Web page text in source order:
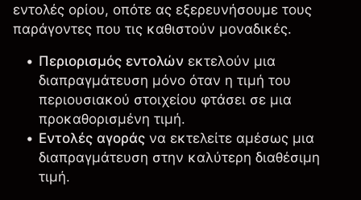
εντολές ορίου, οπότε ας εξερευνήσουμε τους
παράγοντες που τις καθιστούν μοναδικές.
Περιορισμός εντολών εκτελούν μια
διαπραγμάτευση μόνο όταν η τιμή του
περιουσιακού στοιχείου φτάσει σε μια
προκαθορισμένη τιμή.
Εντολές αγοράς να εκτελείτε αμέσως μια
διαπραγμάτευση στην καλύτερη διαθέσιμη
τιμή.